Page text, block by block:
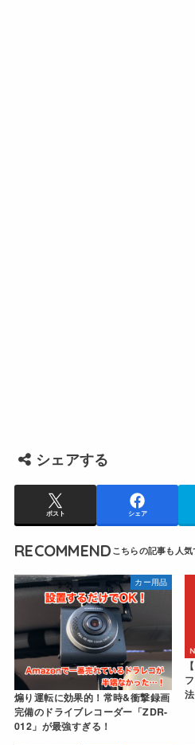
シェアする
ポスト シェア
RECOMMEND
カー用品
煽り運転に効果的！常時&衝撃録画
完備のドライブレコーダー「ZDR-
012」が最強すぎる！
法